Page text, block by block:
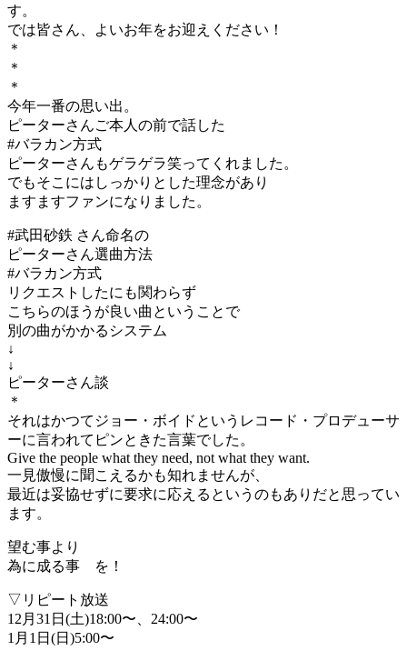
す。
では皆さん、よいお年をお迎えください！
＊
＊
＊
今年一番の思い出。
ピーターさんご本人の前で話した
#バラカン方式
ピーターさんもゲラゲラ笑ってくれました。
でもそこにはしっかりとした理念があり
ますますファンになりました。
#武田砂鉄 さん命名の
ピーターさん選曲方法
#バラカン方式
リクエストしたにも関わらず
こちらのほうが良い曲ということで
別の曲がかかるシステム
↓
↓
ピーターさん談
＊
それはかつてジョー・ボイドというレコード・プロデューサ
ーに言われてピンときた言葉でした。
Give the people what they need, not what they want.
一見傲慢に聞こえるかも知れませんが、
最近は妥協せずに要求に応えるというのもありだと思ってい
ます。
望む事より
為に成る事 を！
▽リピート放送
12月31日(土)18:00〜、24:00〜
1月1日(日)5:00〜